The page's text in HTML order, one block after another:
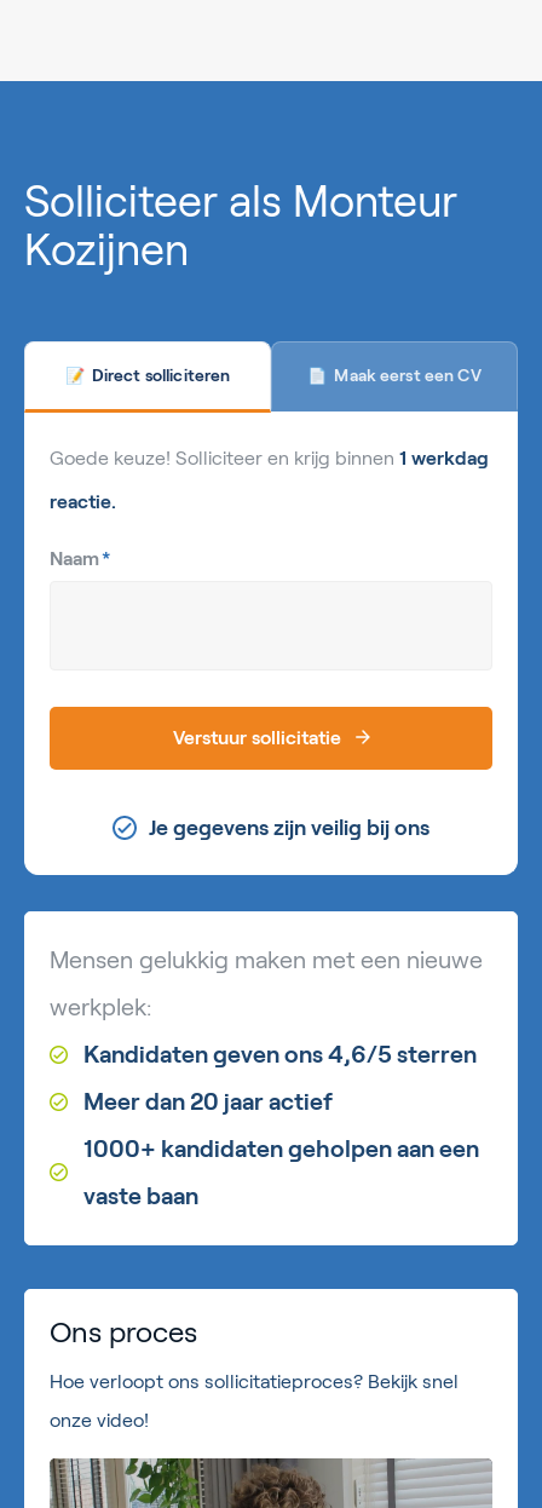
Solliciteer als Monteur
Kozijnen
📝 Direct solliciteren 📄 Maak eerst een CV
Goede keuze! Solliciteer en krijg binnen 1 werkdag
reactie.
Naam*
Verstuur sollicitatie
Je gegevens zijn veilig bij ons
Mensen gelukkig maken met een nieuwe
werkplek:
Kandidaten geven ons 4,6/5 sterren
Meer dan 20 jaar actief
1000+ kandidaten geholpen aan een
vaste baan
Ons proces
Hoe verloopt ons sollicitatieproces? Bekijk snel
onze video!